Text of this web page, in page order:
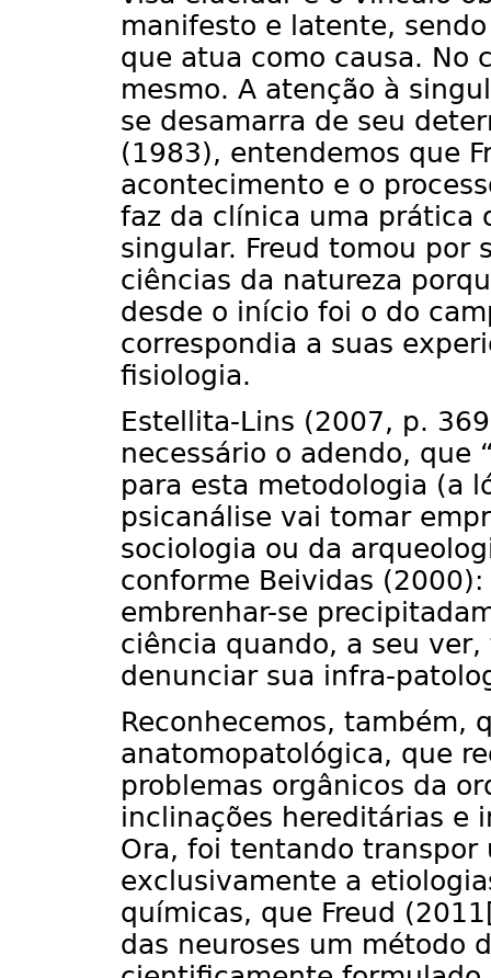
manifesto e latente,
que atua como causa. No
mesmo. A atenção à
se desamarra de seu
(1983), entendemos que
acontecimento e o
faz da clínica uma prática
singular. Freud tomou por
ciências da natureza
desde o início foi o do
correspondia a suas
fisiologia.
Estellita-Lins (2007, p.
necessário o adendo, que
para esta metodologia (a
psicanálise vai tomar
sociologia ou da
conforme Beividas
embrenhar-se
ciência quando, a seu
denunciar sua infra-
Reconhecemos, também,
anatomopatológica, que
problemas orgânicos da
inclinações hereditárias e
Ora, foi tentando transpor
exclusivamente a
químicas, que Freud
das neuroses um método